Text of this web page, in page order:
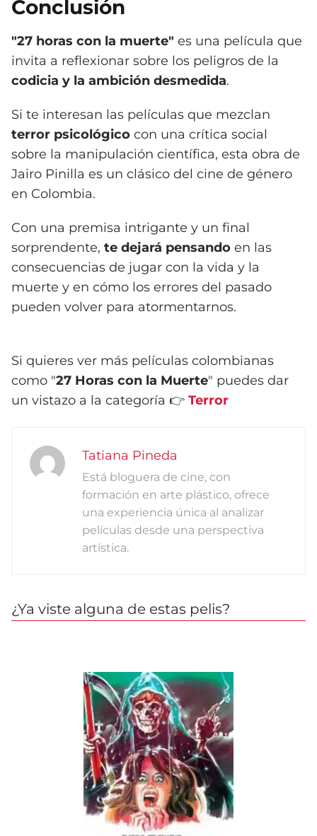
Conclusión
"27 horas con la muerte" es una película que
invita a reflexionar sobre los peligros de la
codicia y la ambición desmedida.
Si te interesan las películas que mezclan
terror psicológico con una crítica social
sobre la manipulación científica, esta obra de
Jairo Pinilla es un clásico del cine de género
en Colombia.
Con una premisa intrigante y un final
sorprendente, te dejará pensando en las
consecuencias de jugar con la vida y la
muerte y en cómo los errores del pasado
pueden volver para atormentarnos.
Si quieres ver más películas colombianas
como "27 Horas con la Muerte" puedes dar
un vistazo a la categoría 👉 Terror
Tatiana Pineda
Está bloguera de cine, con
formación en arte plástico, ofrece
una experiencia única al analizar
películas desde una perspectiva
artística.
¿Ya viste alguna de estas pelis?